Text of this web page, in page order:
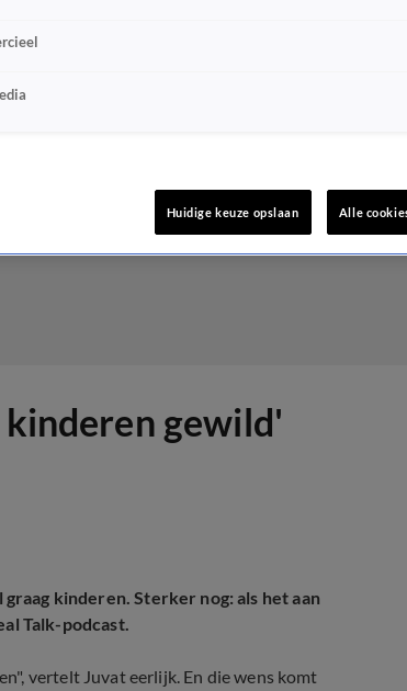
gewild'
kinderen. Sterker nog: als het aan
Talk-podcast.
vertelt Juvat eerlijk. En die wens komt
Huidige keuze opslaan Alle